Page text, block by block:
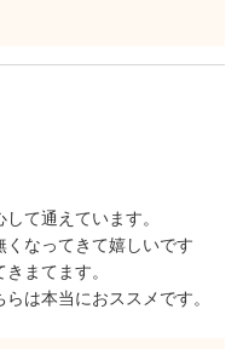
て通えています。
なってきて嬉しいです
まてます。
は本当におススメです。